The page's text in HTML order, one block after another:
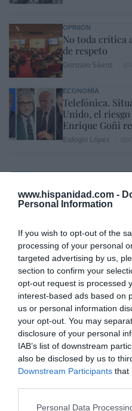
www.hispanidad.com -
Personal Information
If you wish to opt-out of the
processing of your personal
targeted advertising by us,
section to confirm your
opt-out request is processed
interest-based ads based on
us or personal information
your opt-out. You may
disclosure of your personal
IAB’s list of downstream
also be disclosed by us to
Downstream Participants that
Personal Data
OPINIÓN
No toda crítica
de respeto
ECONOMÍA
Telefónica.
Unido, el
Enrique Goñi
Marcelo Gullo: “El
historia, de poner la
cristiano"
por Hispanidad
Artículos anteriores
DIARIO DE LA
Diario de la
Audiencia Nacional
investigación del
ingente material
por Redacción
Artículos anteriores